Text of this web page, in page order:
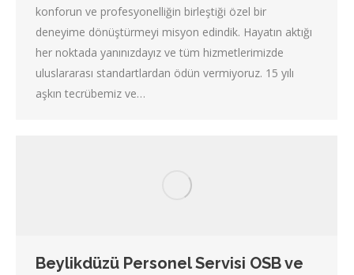
konforun ve profesyonelliğin birleştiği özel bir
deneyime dönüştürmeyi misyon edindik. Hayatın aktığı
her noktada yanınızdayız ve tüm hizmetlerimizde
uluslararası standartlardan ödün vermiyoruz. 15 yılı
aşkın tecrübemiz ve…
Beylikdüzü Personel Servisi OSB ve